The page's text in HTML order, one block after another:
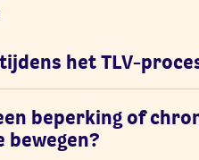
het TLV-
beperking of